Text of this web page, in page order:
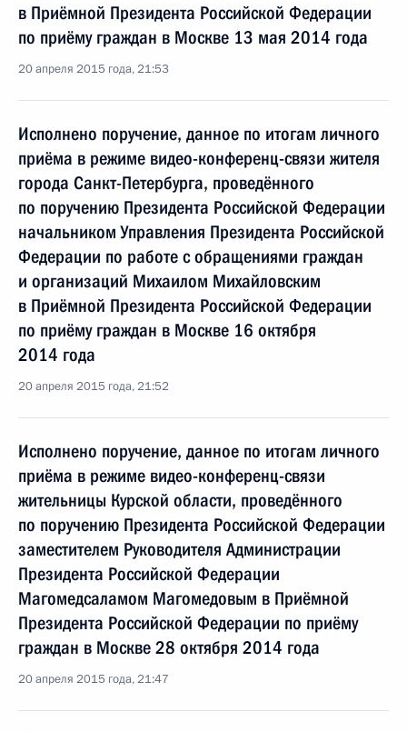
в Приёмной Президента Российской Федерации
по приёму граждан в Москве 13 мая 2014 года
20 апреля 2015 года, 21:53
Исполнено поручение, данное по итогам личного
приёма в режиме видео-конференц-связи жителя
города Санкт-Петербурга, проведённого
по поручению Президента Российской Федерации
начальником Управления Президента Российской
Федерации по работе с обращениями граждан
и организаций Михаилом Михайловским
в Приёмной Президента Российской Федерации
по приёму граждан в Москве 16 октября
2014 года
20 апреля 2015 года, 21:52
Исполнено поручение, данное по итогам личного
приёма в режиме видео-конференц-связи
жительницы Курской области, проведённого
по поручению Президента Российской Федерации
заместителем Руководителя Администрации
Президента Российской Федерации
Магомедсаламом Магомедовым в Приёмной
Президента Российской Федерации по приёму
граждан в Москве 28 октября 2014 года
20 апреля 2015 года, 21:47